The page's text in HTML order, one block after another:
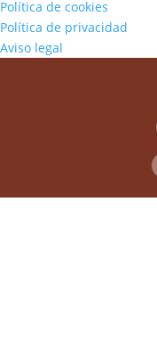
Política de cookies
Política de privacidad
Aviso legal